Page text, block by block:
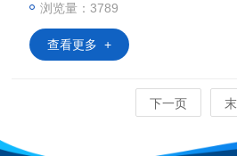
浏览量：3789
查看更多 +
下一页